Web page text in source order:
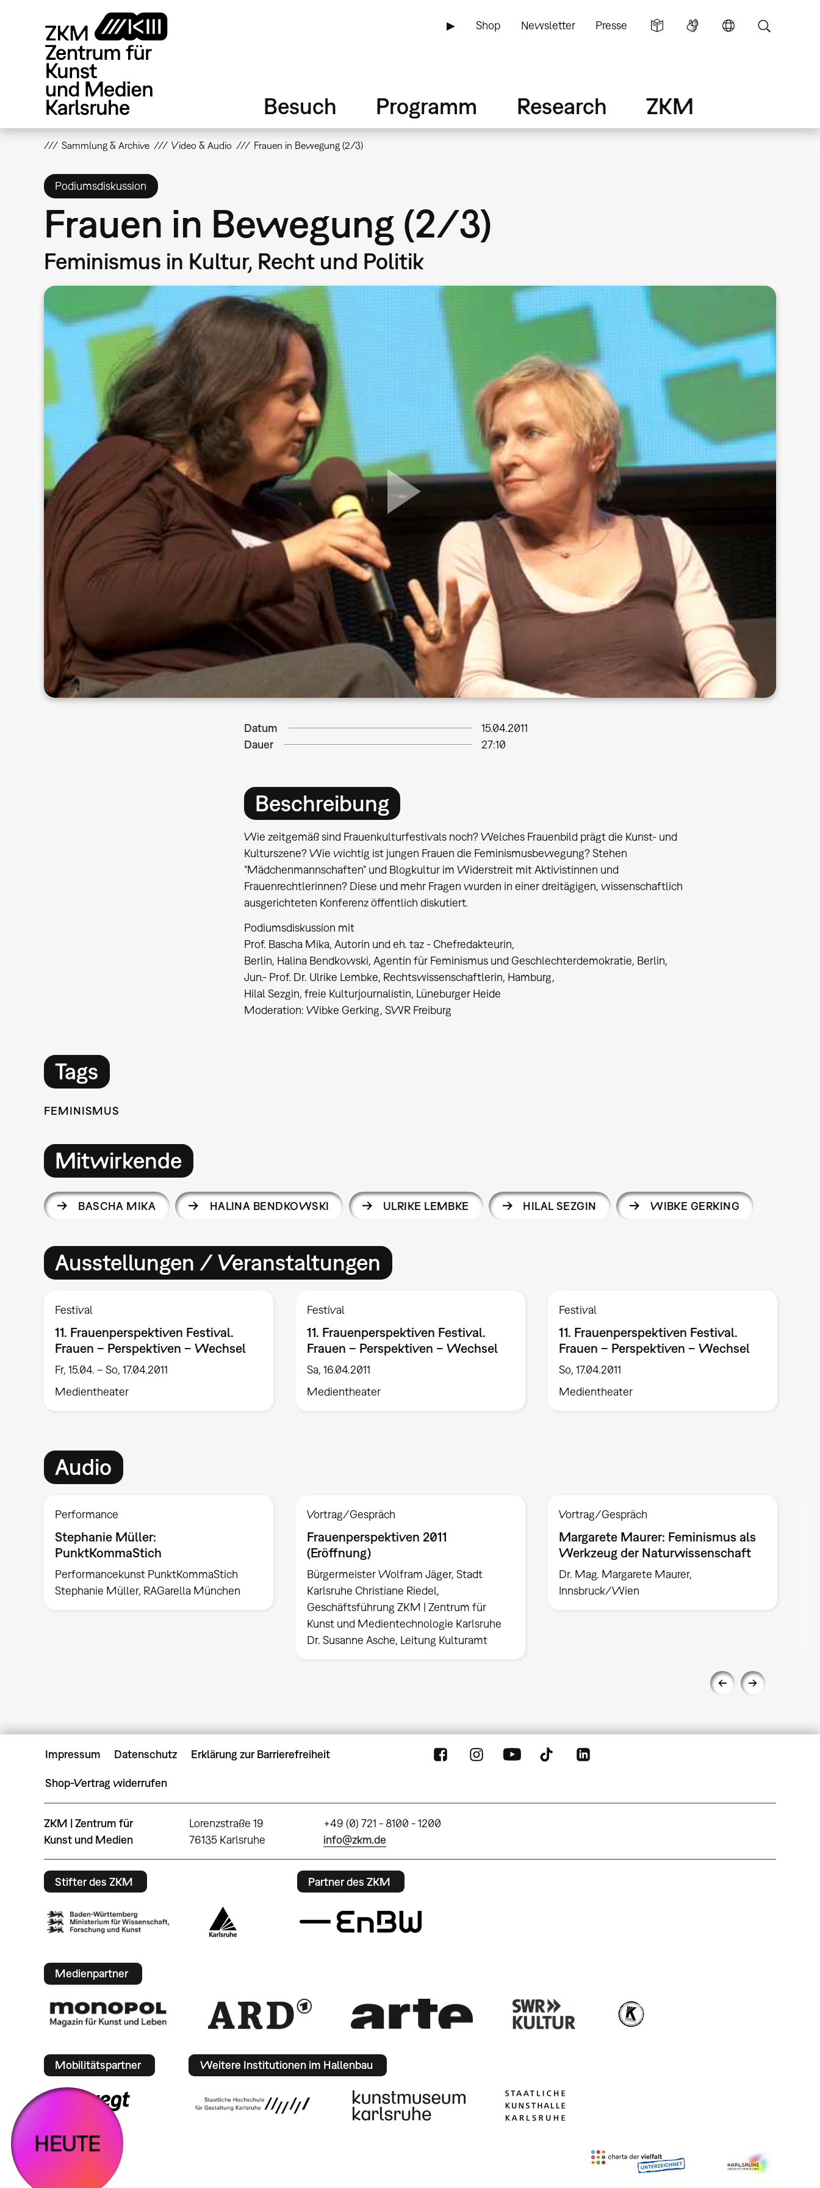
▶ Shop Newsletter Presse
Besuch Programm Research ZKM
Sammlung & Archive Video & Audio Frauen in Bewegung (2/3)
Podiumsdiskussion
Frauen in Bewegung (2/3)
Feminismus in Kultur, Recht und Politik
Datum
15.04.2011
Dauer
27:10
Beschreibung
Wie zeitgemäß sind Frauenkulturfestivals noch? Welches Frauenbild prägt die Kunst- und
Kulturszene? Wie wichtig ist jungen Frauen die Feminismusbewegung? Stehen
"Mädchenmannschaften" und Blogkultur im Widerstreit mit Aktivistinnen und
Frauenrechtlerinnen? Diese und mehr Fragen wurden in einer dreitägigen, wissenschaftlich
ausgerichteten Konferenz öffentlich diskutiert.
Podiumsdiskussion mit
Prof. Bascha Mika, Autorin und eh. taz - Chefredakteurin,
Berlin, Halina Bendkowski, Agentin für Feminismus und Geschlechterdemokratie, Berlin,
Jun.- Prof. Dr. Ulrike Lembke, Rechtswissenschaftlerin, Hamburg,
Hilal Sezgin, freie Kulturjournalistin, Lüneburger Heide
Moderation: Wibke Gerking, SWR Freiburg
Tags
FEMINISMUS
Mitwirkende
BASCHA MIKA HALINA BENDKOWSKI ULRIKE LEMBKE HILAL SEZGIN WIBKE GERKING
Ausstellungen / Veranstaltungen
Festival
11. Frauenperspektiven Festival.
Frauen – Perspektiven – Wechsel
Fr, 15.04. – So, 17.04.2011
Medientheater
Festival
11. Frauenperspektiven Festival.
Frauen – Perspektiven – Wechsel
Sa, 16.04.2011
Medientheater
Festival
11. Frauenperspektiven Festival.
Frauen – Perspektiven – Wechsel
So, 17.04.2011
Medientheater
Audio
Performance
Stephanie Müller:
PunktKommaStich
Performancekunst PunktKommaStich
Stephanie Müller, RAGarella München
Vortrag/Gespräch
Frauenperspektiven 2011
(Eröffnung)
Bürgermeister Wolfram Jäger, Stadt
Karlsruhe Christiane Riedel,
Geschäftsführung ZKM | Zentrum für
Kunst und Medientechnologie Karlsruhe
Dr. Susanne Asche, Leitung Kulturamt
Vortrag/Gespräch
Margarete Maurer: Feminismus als
Werkzeug der Naturwissenschaft
Dr. Mag. Margarete Maurer,
Innsbruck/Wien
Impressum Datenschutz Erklärung zur Barrierefreiheit
Shop-Vertrag widerrufen
ZKM | Zentrum für
Kunst und Medien
Lorenzstraße 19
76135 Karlsruhe
+49 (0) 721 - 8100 - 1200
info@zkm.de
Stifter des ZKM Partner des ZKM
Medienpartner
Mobilitätspartner Weitere Institutionen im Hallenbau
HEUTE